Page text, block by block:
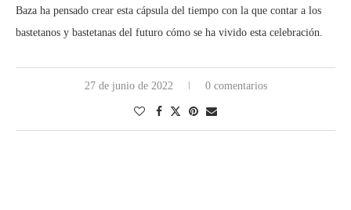
Baza ha pensado crear esta cápsula del tiempo con la que contar a los
bastetanos y bastetanas del futuro cómo se ha vivido esta celebración.
27 de junio de 2022 0 comentarios